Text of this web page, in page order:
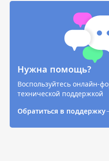
Нужна помощь?
Воспользуйтесь онлайн-
технической поддержкой
Обратиться в поддержку